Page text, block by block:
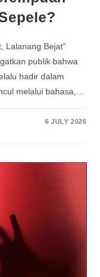
Lalanang Bejat"
publik bahwa
hadir dalam
melalui bahasa,…
6 JULY 2026